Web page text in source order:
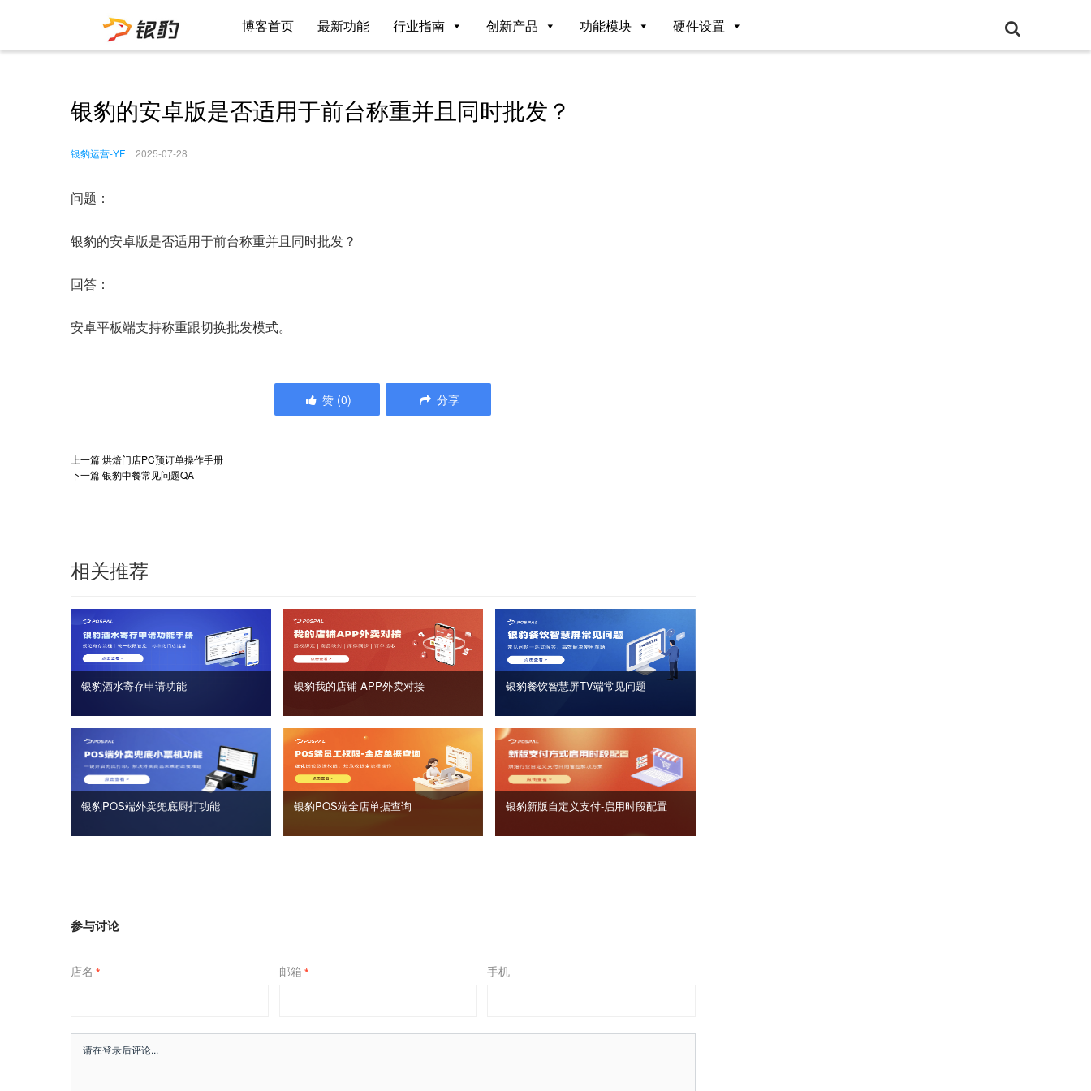
博客首页 最新功能 行业指南 创新产品 功能模块 硬件设置
银豹的安卓版是否适用于前台称重并且同时批发？
银豹运营-YF 2025-07-28
问题：
银豹的安卓版是否适用于前台称重并且同时批发？
回答：
安卓平板端支持称重跟切换批发模式。
赞 (0) 分享
上一篇烘焙门店PC预订单操作手册
下一篇银豹中餐常见问题QA
相关推荐
银豹酒水寄存申请功能 银豹我的店铺 APP外卖对接 银豹餐饮智慧屏TV端常见问题
银豹POS端外卖兜底厨打功能 银豹POS端全店单据查询 银豹新版自定义支付‑启用时段配置
参与讨论
店名 * 邮箱 * 手机